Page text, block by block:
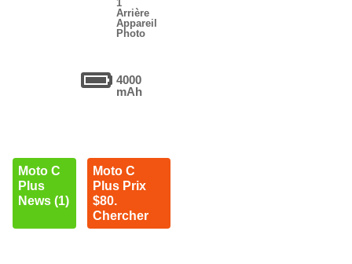
1
Arrière
Appareil
Photo
4000
mAh
Moto C
Plus
News (1)
Moto C
Plus Prix
$80.
Chercher